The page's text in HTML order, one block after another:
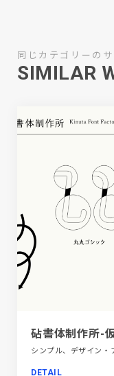
同じカテゴリーのサ
SIMILAR
DETAIL